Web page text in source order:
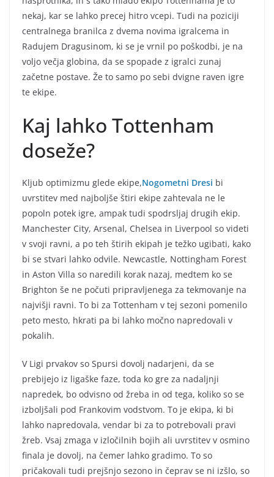
nekaj, kar se lahko precej hitro vcepi. Tudi na poziciji
centralnega branilca z dvema novima igralcema in
Radujem Dragusinom, ki se je vrnil po poškodbi, je na
voljo večja globina, da se spopade z igralci zunaj
začetne postave. Že to samo po sebi dvigne raven igre
te ekipe.
Kaj lahko Tottenham
doseže?
Kljub optimizmu glede ekipe,Nogometni Dresi bi
uvrstitev med najboljše štiri ekipe zahtevala ne le
popoln potek igre, ampak tudi spodrsljaj drugih ekip.
Manchester City, Arsenal, Chelsea in Liverpool so videti
v svoji ravni, a po teh štirih ekipah je težko ugibati, kako
bi se stvari lahko odvile. Newcastle, Nottingham Forest
in Aston Villa so naredili korak nazaj, medtem ko se
Brighton še ne počuti pripravljenega za tekmovanje na
najvišji ravni. To bi za Tottenham v tej sezoni pomenilo
peto mesto, hkrati pa bi lahko močno napredovali v
pokalih.
V Ligi prvakov so Spursi dovolj nadarjeni, da se
prebijejo iz ligaške faze, toda ko gre za nadaljnji
napredek, bo odvisno od žreba in od tega, koliko so se
izboljšali pod Frankovim vodstvom. To je ekipa, ki bi
lahko napredovala, vendar bi za to potrebovali pravi
žreb. Vsaj zmaga v izločilnih bojih ali uvrstitev v osmino
finala je dovolj, na čemer lahko gradimo. To so
pričakovali tudi prejšnjo sezono in čeprav se ni izšlo, so